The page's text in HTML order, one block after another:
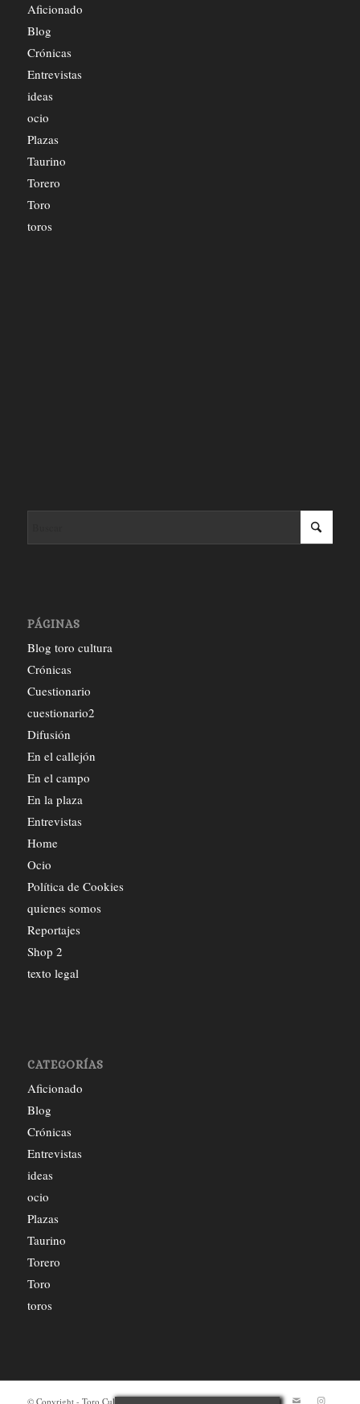
Aficionado
Blog
Crónicas
Entrevistas
ideas
ocio
Plazas
Taurino
Torero
Toro
toros
PÁGINAS
Blog toro cultura
Crónicas
Cuestionario
cuestionario2
Difusión
En el callejón
En el campo
En la plaza
Entrevistas
Home
Ocio
Política de Cookies
quienes somos
Reportajes
Shop 2
texto legal
CATEGORÍAS
Aficionado
Blog
Crónicas
Entrevistas
ideas
ocio
Plazas
Taurino
Torero
Toro
toros
© Copyright - Toro Cultura